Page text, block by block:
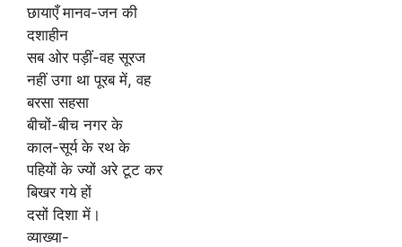
छायाएँ मानव-जन की
दशाहीन
सब ओर पड़ीं-वह सूरज
नहीं उगा था पूरब में, वह
बरसा सहसा
बीचों-बीच नगर के
काल-सूर्य के रथ के
पहियों के ज्यों अरे टूट कर
बिखर गये हों
दसों दिशा में।
व्याख्या-